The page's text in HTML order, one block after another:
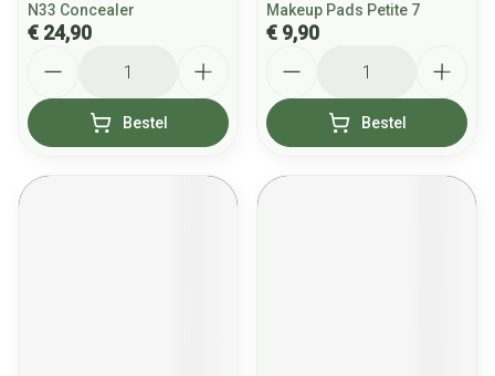
N33 Concealer
€ 24,90
Bestel
Makeup Pads Petite 7
€ 9,90
Bestel